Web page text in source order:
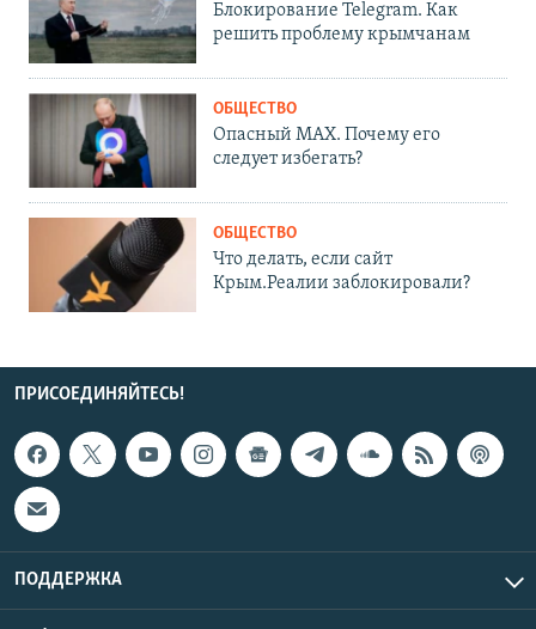
Блокирование Telegram. Как
решить проблему крымчанам
ОБЩЕСТВО
Опасный MAX. Почему его
следует избегать?
ОБЩЕСТВО
Что делать, если сайт
Крым.Реалии заблокировали?
ПРИСОЕДИНЯЙТЕСЬ!
ПОДДЕРЖКА